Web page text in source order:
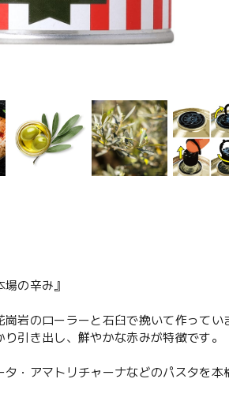
の辛み』
岩のローラーと石臼で挽いて作ってい
引き出し、鮮やかな赤みが特徴です。
タ・アマトリチャーナなどのパスタを